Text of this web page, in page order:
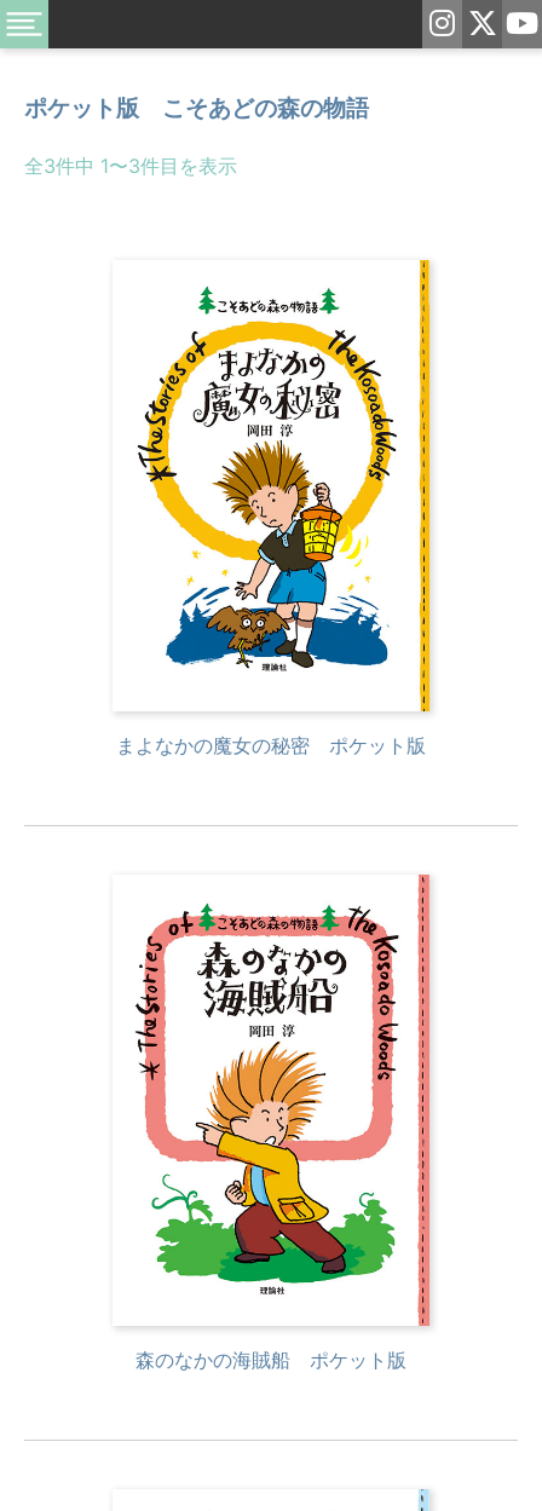
ポケット版 こそあどの森の物語
全3件中 1〜3件目を表示
まよなかの魔女の秘密 ポケット版
森のなかの海賊船 ポケット版